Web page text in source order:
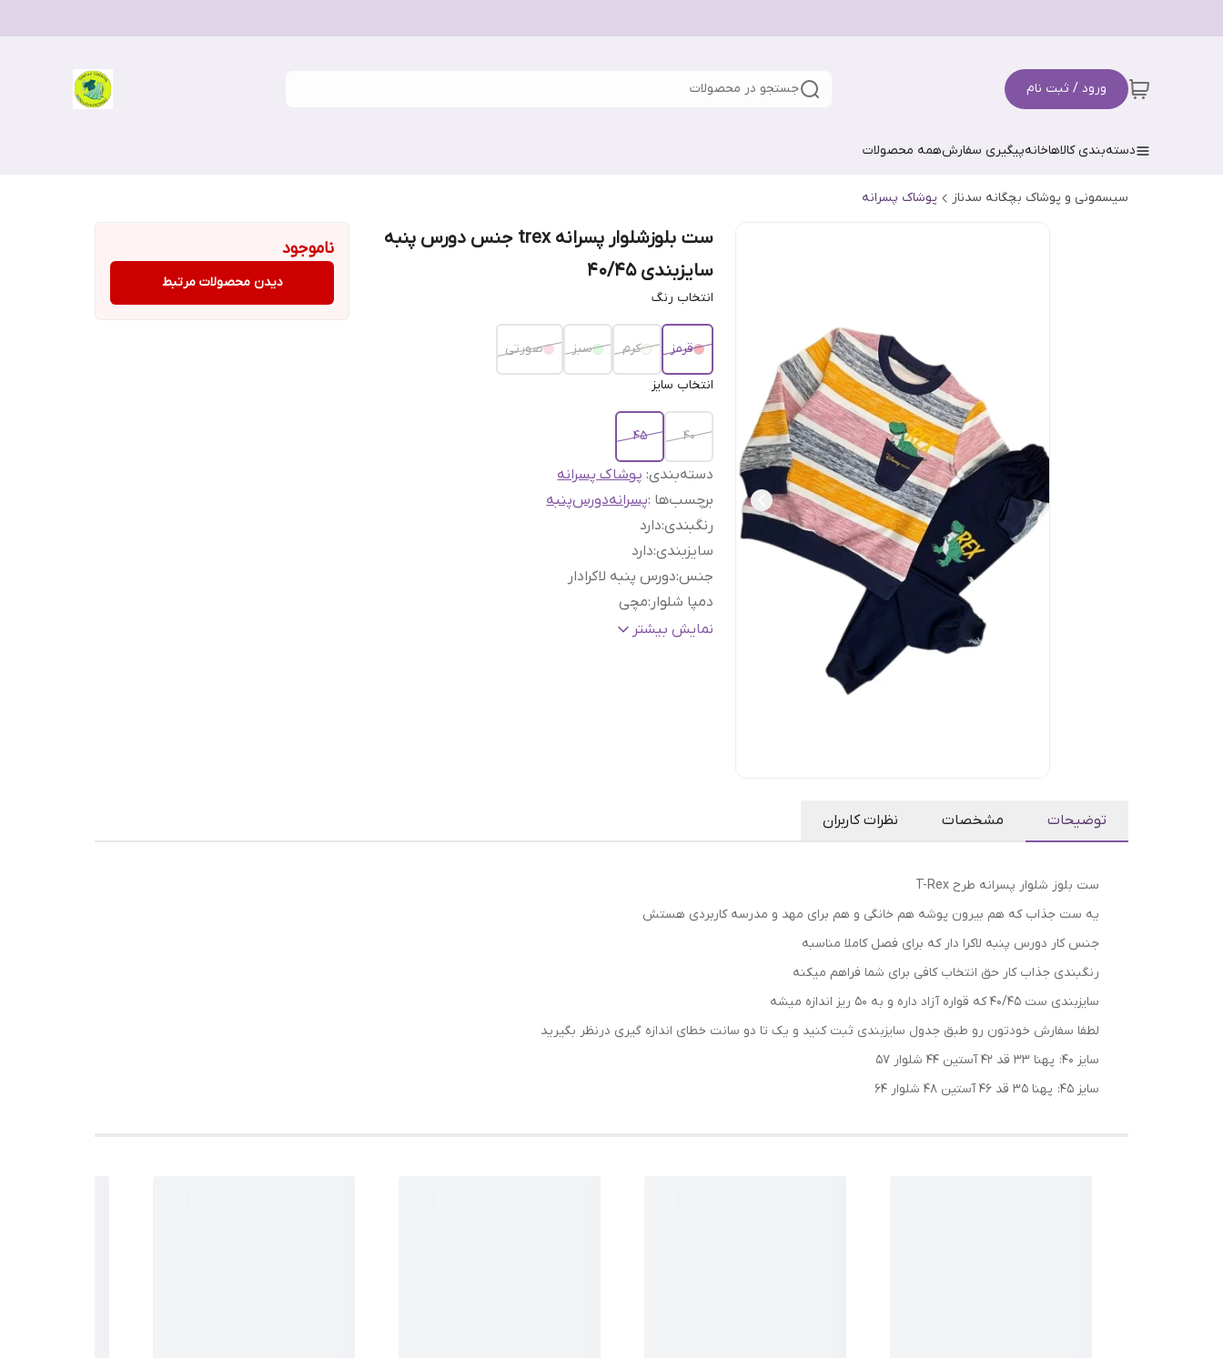
ورود / ثبت نام جستجو در محصولات
دسته‌بندی کالاهاخانهپیگیری سفارشهمه محصولات
سیسمونی و پوشاک بچگانه سدناز پوشاک پسرانه
ست بلوزشلوار پسرانه trex جنس دورس پنبه
سایزبندی ۴۰/۴۵
انتخاب رنگ
قرمز کرم سبز صورتی
انتخاب سایز
40
45
دسته‌بندی:پوشاک پسرانه
برچسب‌ها :پسرانهدورسپنبه
رنگبندی:دارد
سایزبندی:دارد
جنس:دورس پنبه لاکرادار
دمپا شلوار :مچی
جنسیت:پسرانه
نمایش بیشتر
ناموجود
دیدن محصولات مرتبط
توضیحات مشخصات نظرات کاربران
ست بلوز شلوار پسرانه طرح T-Rex
یه ست جذاب که هم بیرون پوشه هم خانگی و هم برای مهد و مدرسه کاربردی هستش
جنس کار دورس پنبه لاکرا دار که برای فصل کاملا مناسبه
رنگبندی جذاب کار حق انتخاب کافی برای شما فراهم میکنه
سایزبندی ست 40/45 که قواره آزاد داره و به 50 ریز اندازه میشه‌
لطفا سفارش خودتون رو طبق جدول سایزبندی ثبت کنید و یک تا دو سانت خطای اندازه گیری درنظر بگیرید
سایز 40: پهنا ۳۳ قد ۴۲ آستین ۴۴ شلوار ۵۷
سایز 45: پهنا ۳۵ قد ۴۶ آستین ۴۸ شلوار ۶۴